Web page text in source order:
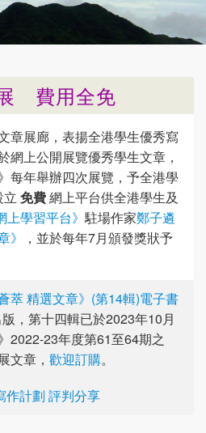
費用全免
章展廊，表揚全港學生優秀寫
網上公開展覽優秀學生文章，
每年舉辦四次展覽，予全港學
立 免費網上平台供全港學生及
上學習平台》駐場作家鄭子遴
》
，並於每年7月頒發獎狀予
萃 精選文章》(第14輯)電子書
，第十四輯已於2023年10月
2022-23年度第61至64期之
文章， 歡迎訂購。
作計劃 評判分享